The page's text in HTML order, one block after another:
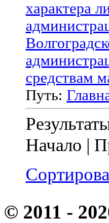
характера
средствам
Путь:
Начало |
© 2011 -